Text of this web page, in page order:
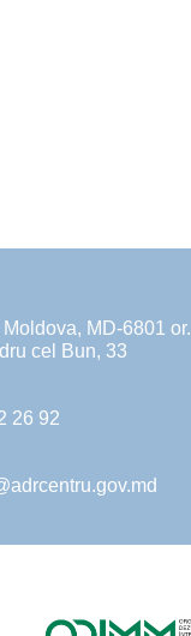
MD-6801
cel Bun, 33
26 92